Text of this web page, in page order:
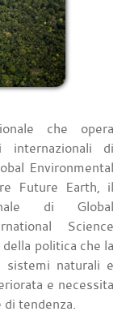
che opera
internazionali di
Environmental
Future Earth, il
di Global
Science
politica che la
sistemi naturali e
e necessita
tendenza.